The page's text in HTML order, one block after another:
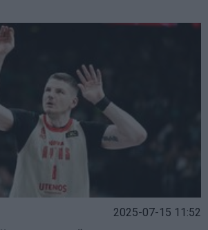
2025-07-15 11:52